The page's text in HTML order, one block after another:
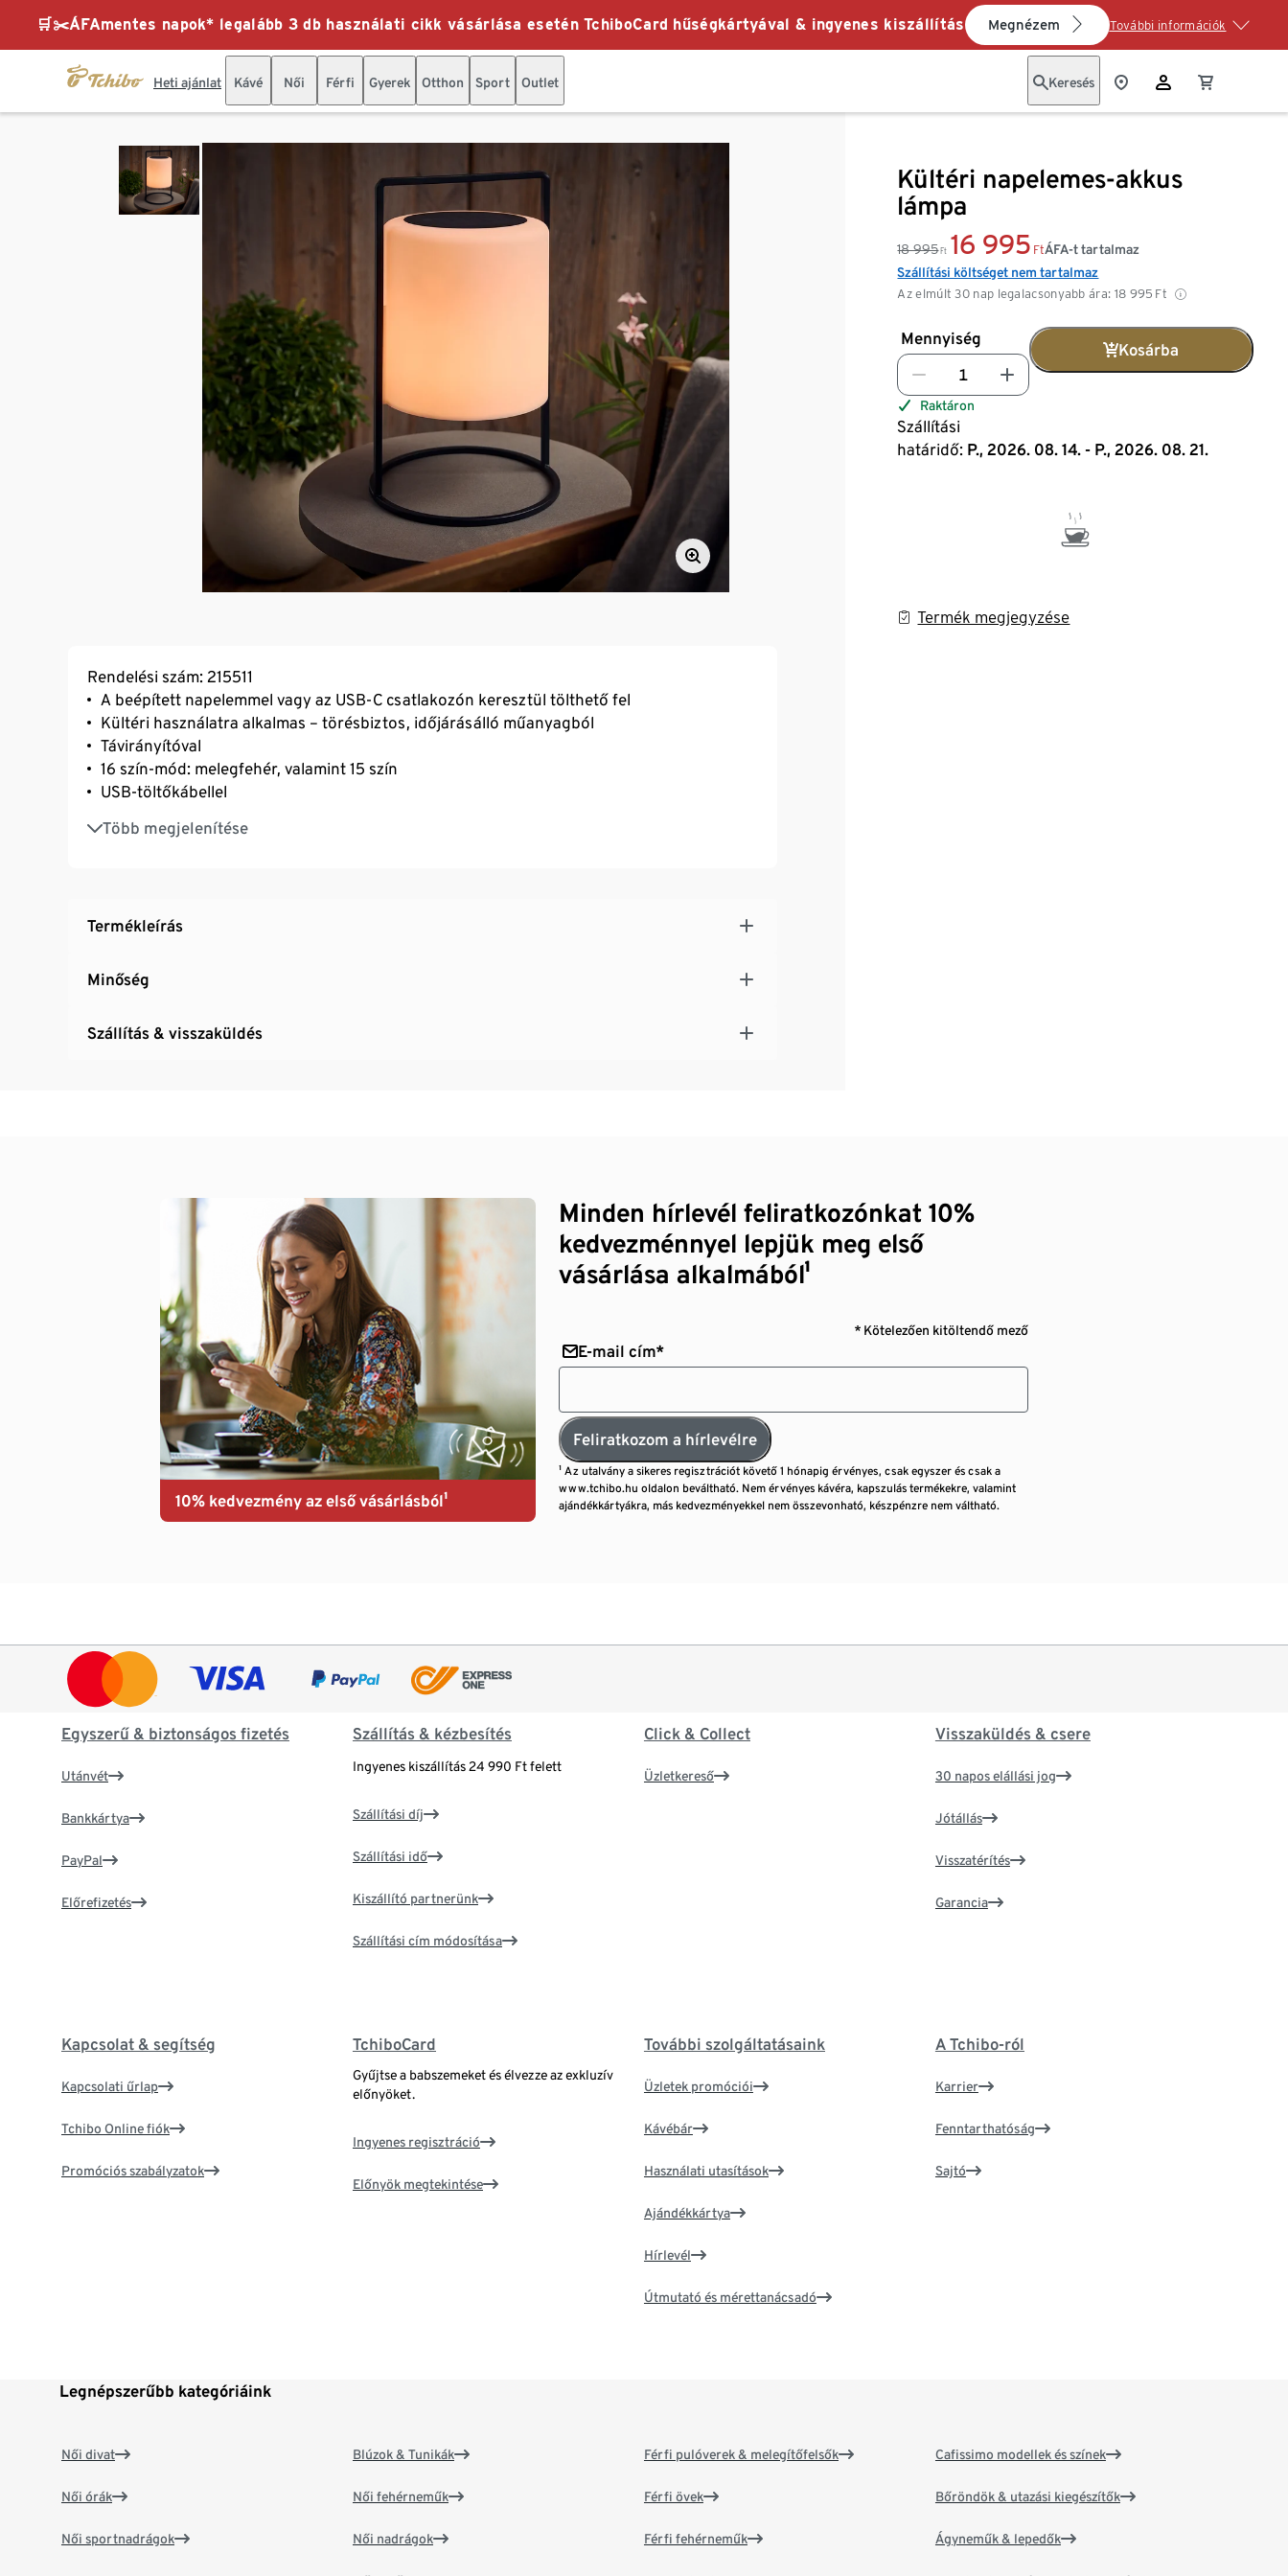
🛒✂️ÁFAmentes napok* legalább 3 db használati cikk vásárlása esetén TchiboCard hűségkártyával & ingyenes kiszállítás Megnézem További információk
Heti ajánlat Kávé Női Férfi Gyerek Otthon Sport Outlet Keresés
Kültéri napelemes-akkus
lámpa
18 995 Ft 16 995 Ft
Az elmúlt 30 nap legalacsonyabb ára: 18 995 Ft
ÁFA-t tartalmaz
Szállítási költséget nem tartalmaz
Mennyiség
Kosárba
Raktáron
Szállítási
határidő: P., 2026. 08. 14. - P., 2026. 08. 21.
Termék megjegyzése
Rendelési szám: 215511
A beépített napelemmel vagy az USB-C csatlakozón keresztül tölthető fel
Kültéri használatra alkalmas – törésbiztos, időjárásálló műanyagból
Távirányítóval
16 szín-mód: melegfehér, valamint 15 szín
USB-töltőkábellel
Több megjelenítése
Hangulatos kerti világításhoz
Termékleírás
Minőség
Szállítás & visszaküldés
10% kedvezmény az első vásárlásból¹
Minden hírlevél feliratkozónkat 10%
kedvezménnyel lepjük meg első
vásárlása alkalmából¹
* Kötelezően kitöltendő mező
E-mail cím*
Feliratkozom a hírlevélre
¹ Az utalvány a sikeres regisztrációt követő 1 hónapig érvényes, csak egyszer és csak a
www.tchibo.hu oldalon beváltható. Nem érvényes kávéra, kapszulás termékekre, valamint
ajándékkártyákra, más kedvezményekkel nem összevonható, készpénzre nem váltható.
Egyszerű & biztonságos fizetés
Utánvét
Bankkártya
PayPal
Előrefizetés
Szállítás & kézbesítés
Ingyenes kiszállítás 24 990 Ft felett
Szállítási díj
Szállítási idő
Kiszállító partnerünk
Szállítási cím módosítása
Click & Collect
Üzletkereső
Visszaküldés & csere
30 napos elállási jog
Jótállás
Visszatérítés
Garancia
Kapcsolat & segítség
Kapcsolati űrlap
Tchibo Online fiók
Promóciós szabályzatok
TchiboCard
Gyűjtse a babszemeket és élvezze az exkluzív
előnyöket.
Ingyenes regisztráció
Előnyök megtekintése
További szolgáltatásaink
Üzletek promóciói
Kávébár
Használati utasítások
Ajándékkártya
Hírlevél
Útmutató és mérettanácsadó
A Tchibo-ról
Karrier
Fenntarthatóság
Sajtó
Legnépszerűbb kategóriáink
Női divat
Női órák
Női sportnadrágok
Blúzok & Tunikák
Női fehérneműk
Női nadrágok
Férfi pulóverek & melegítőfelsők
Férfi övek
Férfi fehérneműk
Cafissimo modellek és színek
Bőröndök & utazási kiegészítők
Ágyneműk & lepedők